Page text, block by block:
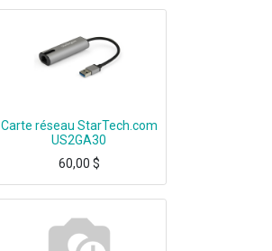
Carte réseau StarTech.com
US2GA30
60,00 $